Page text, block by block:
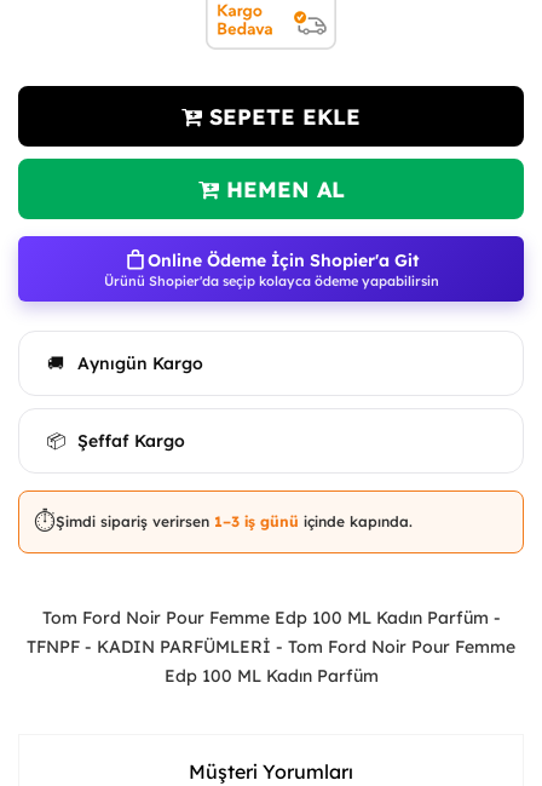
SEPETE EKLE
HEMEN AL
Online Ödeme İçin Shopier'a Git
Ürünü Shopier'da seçip kolayca ödeme yapabilirsin
🚚 Aynıgün Kargo
📦 Şeffaf Kargo
⏱️Şimdi sipariş verirsen 1–3 iş günü içinde kapında.
Tom Ford Noir Pour Femme Edp 100 ML Kadın Parfüm -
TFNPF - KADIN PARFÜMLERİ - Tom Ford Noir Pour Femme
Edp 100 ML Kadın Parfüm
Müşteri Yorumları